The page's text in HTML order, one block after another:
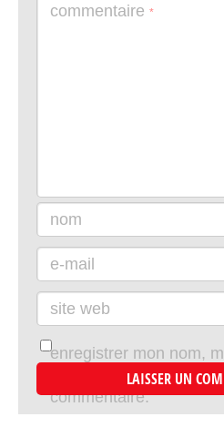
commentaire *
nom
e-mail
site web
enregistrer mon nom,
site dans le navigateur
commentaire.